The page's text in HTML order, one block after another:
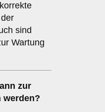
sind
Wartung
zur
werden?